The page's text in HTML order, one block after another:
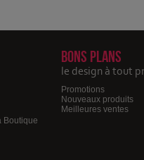
Boutique
Bons plans
le design à tout
Promotions
Nouveaux produits
Meilleures ventes